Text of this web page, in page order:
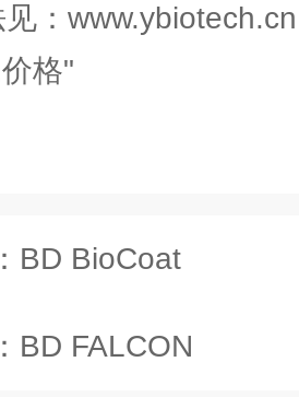
：www.ybiotech.cn
格"
BD BioCoat
BD FALCON